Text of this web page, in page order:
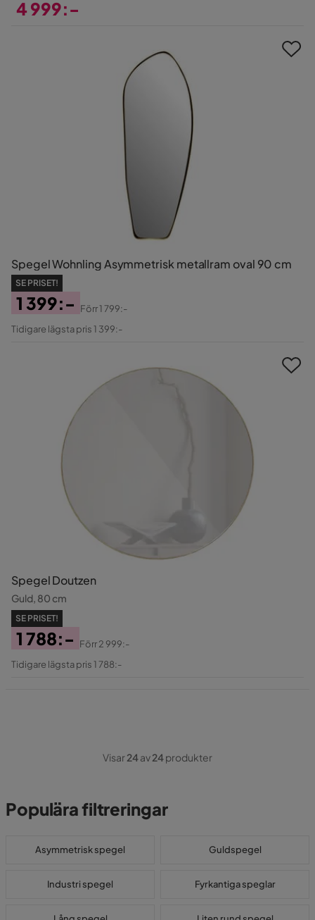
4 999:-
Spegel Wohnling Asymmetrisk metallram oval 90 cm
SE PRISET!
Pris
1 399:-
Original
Förr1 799:-
Tidigare lägsta pris 1 399:-
Spegel Doutzen
Guld, 80 cm
SE PRISET!
Pris
1 788:-
Original
Förr2 999:-
Tidigare lägsta pris 1 788:-
Visar24av24produkter
Populära filtreringar
Asymmetrisk spegel Guldspegel
Industri spegel Fyrkantiga speglar